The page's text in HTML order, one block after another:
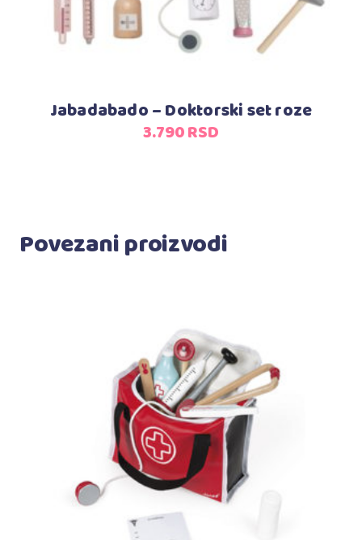
Jabadabado – Doktorski set roze
3.790RSD
Povezani proizvodi
Dodaj u korpu